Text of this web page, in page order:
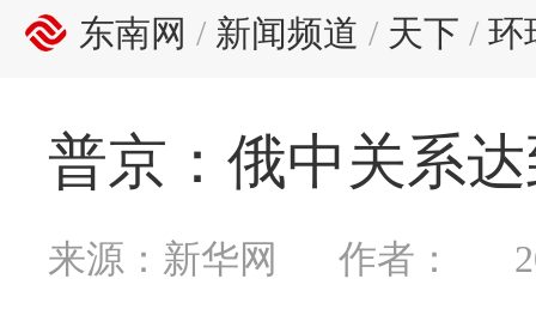
东南网 / 新闻频道 / 天下 / 环
普京：俄中关系
来源：新华网 作者：